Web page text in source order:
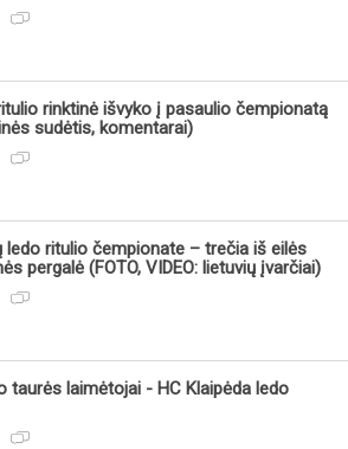
rinktinė išvyko į pasaulio čempionatą
sudėtis, komentarai)
ledo ritulio čempionate – trečia iš eilės
pergalė (FOTO, VIDEO: lietuvių įvarčiai)
taurės laimėtojai - HC Klaipėda ledo